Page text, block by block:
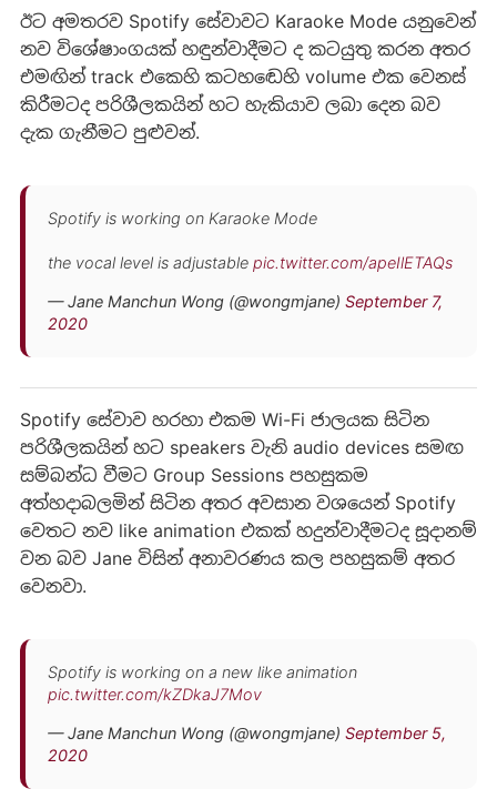
ඊට අමතරව Spotify සේවාවට Karaoke Mode යනුවෙන්
නව විශේෂාංගයක් හඳුන්වාදීමට ද කටයුතු කරන අතර
එමඟින් track එකෙහි කටහ‍‍‍ඬෙහි volume එක වෙනස්
කිරීමටද පරිශීලකයින් හ‍ට හැකියාව ලබා දෙන බව
දැක ගැනීමට පුළුවන්.
Spotify is working on Karaoke Mode
the vocal level is adjustable pic.twitter.com/apeIlETAQs
— Jane Manchun Wong (@wongmjane) September 7,
2020
Spotify සේවාව හරහා එකම Wi-Fi ජාලයක සිටින
පරිශීලකයින් හට speakers වැනි audio devices සමඟ
සම්බන්ධ වීමට Group Sessions පහසුකම
අත්හදාබලමින් සිටින අතර අවසාන වශයෙන් Spotify
වෙතට නව like animation එකක් හදුන්වාදීමටද සූදානම්
වන බව Jane විසින් අනාවරණය කල පහසුකම් අතර
වෙනවා.
Spotify is working on a new like animation
pic.twitter.com/kZDkaJ7Mov
— Jane Manchun Wong (@wongmjane) September 5,
2020